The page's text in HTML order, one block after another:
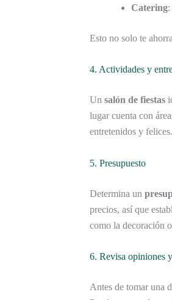
Catering
Esto no solo te
4. Actividades y
Un salón de fiestas
lugar cuenta con
entretenidos y felices.
5. Presupuesto
Determina un
precios, así que
como la decoración
6. Revisa opiniones
Antes de tomar una